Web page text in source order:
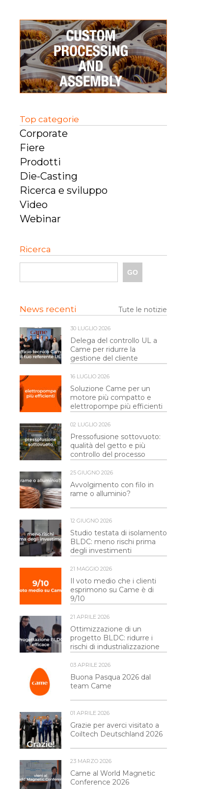
Top categorie
Corporate
Fiere
Prodotti
Die-Casting
Ricerca e sviluppo
Video
Webinar
Ricerca
News recenti Tute le notizie
30 LUGLIO 2026
Delega del controllo UL a
Came per ridurre la
gestione del cliente
16 LUGLIO 2026
Soluzione Came per un
motore più compatto e
elettropompe più efficienti
02 LUGLIO 2026
Pressofusione sottovuoto:
qualità del getto e più
controllo del processo
25 GIUGNO 2026
Avvolgimento con filo in
rame o alluminio?
12 GIUGNO 2026
Studio testata di isolamento
BLDC: meno rischi prima
degli investimenti
21 MAGGIO 2026
Il voto medio che i clienti
esprimono su Came è di
9/10
21 APRILE 2026
Ottimizzazione di un
progetto BLDC: ridurre i
rischi di industrializzazione
03 APRILE 2026
Buona Pasqua 2026 dal
team Came
01 APRILE 2026
Grazie per averci visitato a
Coiltech Deutschland 2026
23 MARZO 2026
Came al World Magnetic
Conference 2026